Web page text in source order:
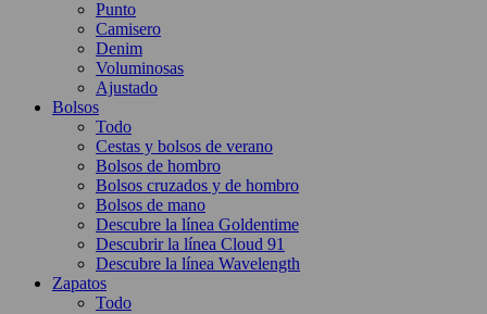
Punto
Camisero
Denim
Voluminosas
Ajustado
Bolsos
Todo
Cestas y bolsos de verano
Bolsos de hombro
Bolsos cruzados y de hombro
Bolsos de mano
Descubre la línea Goldentime
Descubrir la línea Cloud 91
Descubre la línea Wavelength
Zapatos
Todo